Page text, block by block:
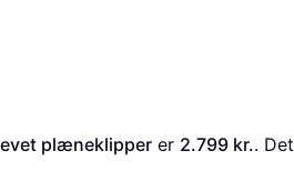
plæneklipper er 2.799 kr..